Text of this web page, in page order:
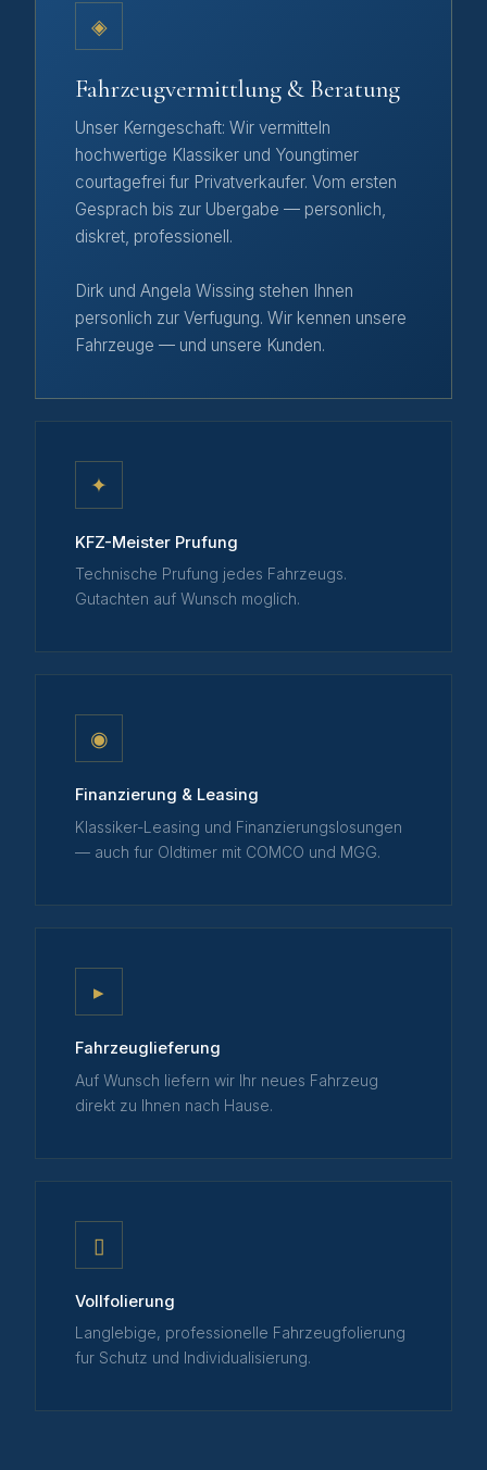
◈
Fahrzeugvermittlung & Beratung
Unser Kerngeschaft: Wir vermitteln
hochwertige Klassiker und Youngtimer
courtagefrei fur Privatverkaufer. Vom ersten
Gesprach bis zur Ubergabe — personlich,
diskret, professionell.
Dirk und Angela Wissing stehen Ihnen
personlich zur Verfugung. Wir kennen unsere
Fahrzeuge — und unsere Kunden.
✦
KFZ-Meister Prufung
Technische Prufung jedes Fahrzeugs.
Gutachten auf Wunsch moglich.
◉
Finanzierung & Leasing
Klassiker-Leasing und Finanzierungslosungen
— auch fur Oldtimer mit COMCO und MGG.
▸
Fahrzeuglieferung
Auf Wunsch liefern wir Ihr neues Fahrzeug
direkt zu Ihnen nach Hause.
▯
Vollfolierung
Langlebige, professionelle Fahrzeugfolierung
fur Schutz und Individualisierung.